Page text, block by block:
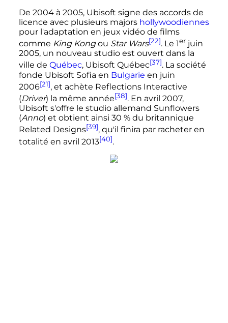
De 2004 à 2005, Ubisoft signe des accords de
licence avec plusieurs majors hollywoodiennes
pour l'adaptation en jeux vidéo de films
comme King Kongou Star Wars[22]. Le 1er juin
2005, un nouveau studio est ouvert dans la
ville de Québec, Ubisoft Québec[37]. La société
fonde Ubisoft Sofia en Bulgarie en juin
2006[21], et achète Reflections Interactive
(Driver) la même année[38]. En avril 2007,
Ubisoft s'offre le studio allemand Sunflowers
(Anno) et obtient ainsi 30 % du britannique
Related Designs[39], qu'il finira par racheter en
totalité en avril 2013[40].